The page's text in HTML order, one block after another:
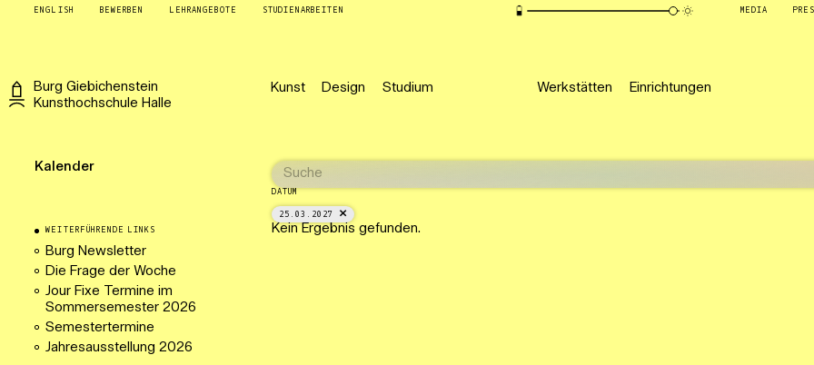
ENGLISH BEWERBEN LEHRANGEBOTE STUDIENARBEITEN MEDIA
Burg Giebichenstein
Kunsthochschule Halle
Kunst Design Studium Werkstätten Einrichtungen
DATUM
25.03.2027
Kein Ergebnis gefunden.
Kalender
WEITERFÜHRENDE LINKS
Burg Newsletter
Die Frage der Woche
Jour Fixe Termine im
Sommersemester 2026
Semestertermine
Jahresausstellung 2026